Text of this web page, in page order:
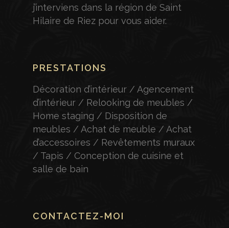
j’interviens dans la région de Saint
Hilaire de Riez pour vous aider.
PRESTATIONS
Décoration d’intérieur / Agencement
d’intérieur / Relooking de meubles /
Home staging / Disposition de
meubles / Achat de meuble / Achat
d’accessoires / Revêtements muraux
/ Tapis / Conception de cuisine et
salle de bain
CONTACTEZ-MOI